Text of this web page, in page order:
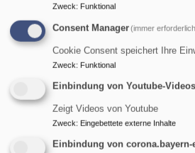
mache
alles
ins
der
Zweck: Funktional
Consent Manager(immer
Cookie Consent speichert Ihre
Zweck: Funktional
Einbindung von Youtube-Videos
Zeigt Videos von Youtube
Zweck: Eingebettete externe Inhalte
Einbindung von